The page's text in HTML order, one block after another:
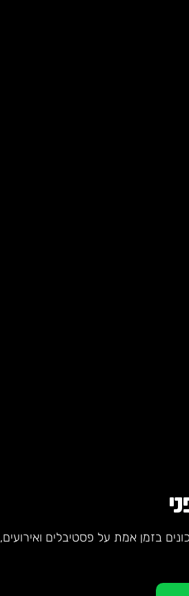
בזמן אמת על פסטיבלים ואירועים,